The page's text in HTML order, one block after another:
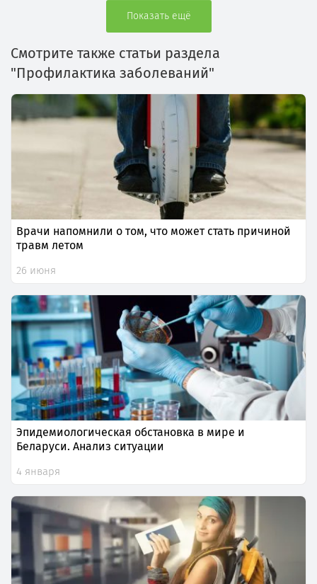
Показать ещё
Смотрите также статьи раздела
"Профилактика заболеваний"
Врачи напомнили о том, что может стать причиной
травм летом
26 июня
Эпидемиологическая обстановка в мире и
Беларуси. Анализ ситуации
4 января